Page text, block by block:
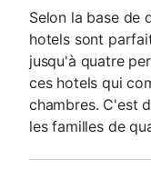
Selon la base de
hotels sont
jusqu'à quatre
ces hotels qui
chambres. C'est
les familles de